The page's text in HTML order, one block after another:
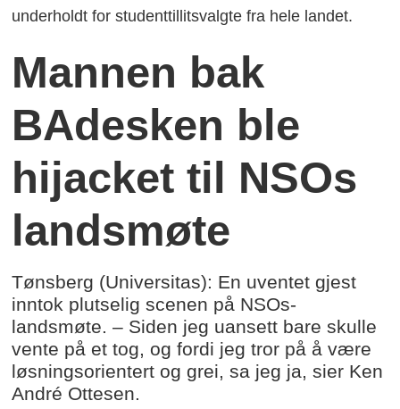
underholdt for studenttillitsvalgte fra hele landet.
Mannen bak
BAdesken ble
hijacket til NSOs
landsmøte
Tønsberg (Universitas): En uventet gjest
inntok plutselig scenen på NSOs-
landsmøte. – Siden jeg uansett bare skulle
vente på et tog, og fordi jeg tror på å være
løsningsorientert og grei, sa jeg ja, sier Ken
André Ottesen.